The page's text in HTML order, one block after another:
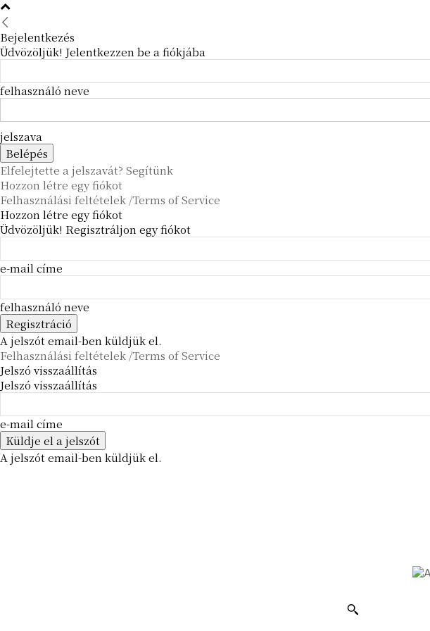
Bejelentkezés
Üdvözöljük! Jelentkezzen be a fiókjába
felhasználó neve
jelszava
Elfelejtette a jelszavát? Segítünk
Hozzon létre egy fiókot
Felhasználási feltételek /Terms of Service
Hozzon létre egy fiókot
Üdvözöljük! Regisztráljon egy fiókot
e-mail címe
felhasználó neve
A jelszót email-ben küldjük el.
Felhasználási feltételek /Terms of Service
Jelszó visszaállítás
Jelszó visszaállítás
e-mail címe
A jelszót email-ben küldjük el.